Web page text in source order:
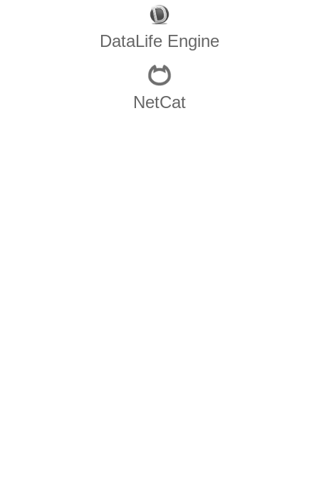
DataLife Engine
NetCat